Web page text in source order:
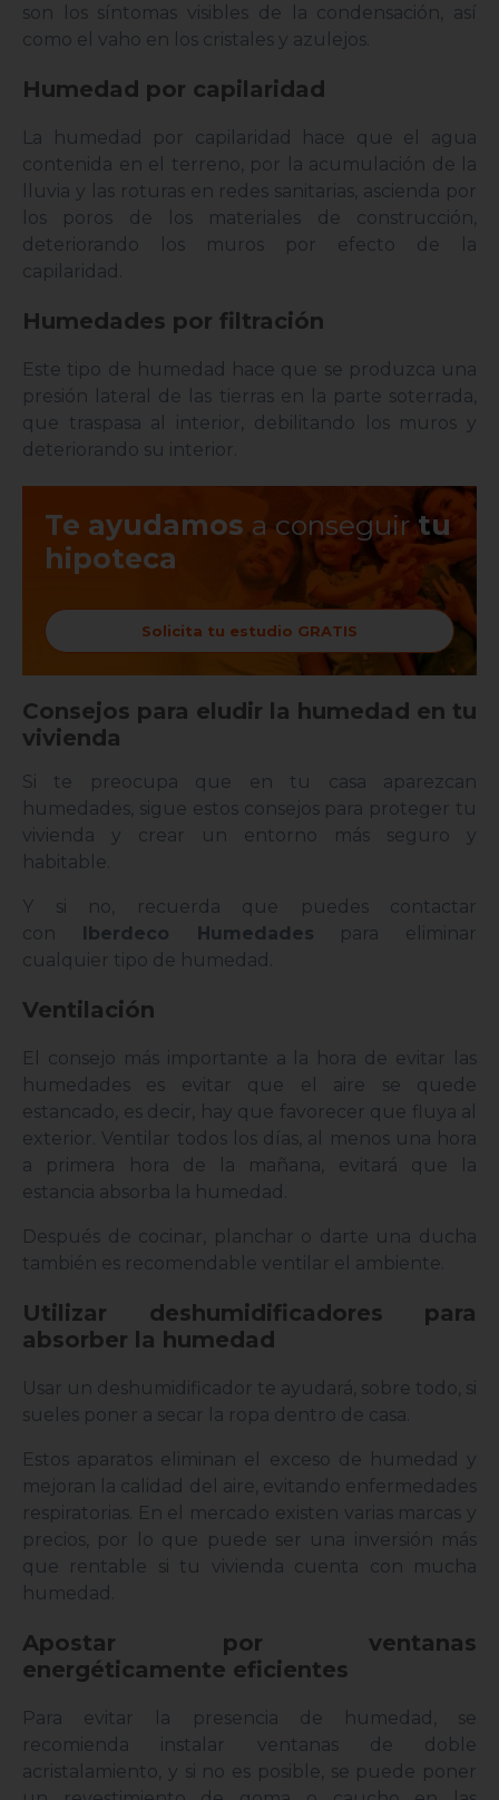
son los síntomas visibles de la condensación, así
como el vaho en los cristales y azulejos.
Humedad por capilaridad
La humedad por capilaridad hace que el agua
contenida en el terreno, por la acumulación de la
lluvia y las roturas en redes sanitarias, ascienda por
los poros de los materiales de construcción,
deteriorando los muros por efecto de la
capilaridad.
Humedades por filtración
Este tipo de humedad hace que se produzca una
presión lateral de las tierras en la parte soterrada,
que traspasa al interior, debilitando los muros y
deteriorando su interior.
Te ayudamos a conseguirtu
hipoteca
Solicita tu estudio GRATIS
Consejos para eludir la humedad en tu
vivienda
Si te preocupa que en tu casa aparezcan
humedades, sigue estos consejos para proteger tu
vivienda y crear un entorno más seguro y
habitable.
Y si no, recuerda que puedes contactar
con
Iberdeco Humedades para eliminar
cualquier tipo de humedad.
Ventilación
El consejo más importante a la hora de evitar las
humedades es evitar que el aire se quede
estancado, es decir, hay que favorecer que fluya al
exterior. Ventilar todos los días, al menos una hora
a primera hora de la mañana, evitará que la
estancia absorba la humedad.
Después de cocinar, planchar o darte una ducha
también es recomendable ventilar el ambiente.
Utilizar deshumidificadores para
absorber la humedad
Usar un deshumidificador te ayudará, sobre todo, si
sueles poner a secar la ropa dentro de casa.
Estos aparatos eliminan el exceso de humedad y
mejoran la calidad del aire, evitando enfermedades
respiratorias. En el mercado existen varias marcas y
precios, por lo que puede ser una inversión más
que rentable si tu vivienda cuenta con mucha
humedad.
Apostar por ventanas
energéticamente eficientes
Para evitar la presencia de humedad, se
recomienda instalar ventanas de doble
acristalamiento, y si no es posible, se puede poner